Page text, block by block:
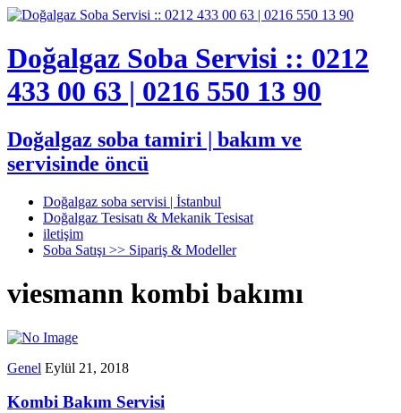
Doğalgaz Soba Servisi :: 0212
433 00 63 | 0216 550 13 90
Doğalgaz soba tamiri | bakım ve
servisinde öncü
Doğalgaz soba servisi | İstanbul
Doğalgaz Tesisatı & Mekanik Tesisat
iletişim
Soba Satışı >> Sipariş & Modeller
viesmann kombi bakımı
Genel Eylül 21, 2018
Kombi Bakım Servisi